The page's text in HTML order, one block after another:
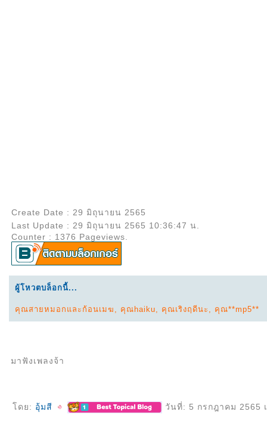
Create Date : 29 มิถุนายน 2565
Last Update : 29 มิถุนายน 2565 10:36:47 น.
Counter : 1376 Pageviews.
ผู้โหวตบล็อกนี้...
คุณสายหมอกและก้อนเมฆ , คุณhaiku, คุณเริงฤดีนะ , คุณ**mp5**
มาฟังเพลงจ้า
ดย: อุ้มสี วันที่: 5 กรกฎาคม 2565